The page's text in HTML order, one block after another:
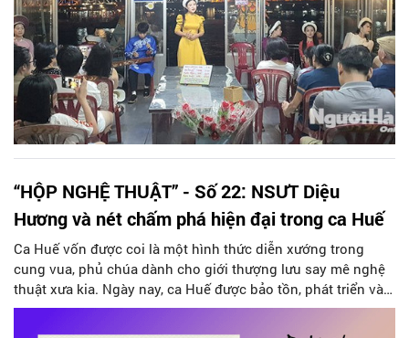
“HỘP NGHỆ THUẬT” - Số 22: NSƯT Diệu
Hương và nét chấm phá hiện đại trong ca Huế
Ca Huế vốn được coi là một hình thức diễn xướng trong
cung vua, phủ chúa dành cho giới thượng lưu say mê nghệ
thuật xưa kia. Ngày nay, ca Huế được bảo tồn, phát triển và
lan toả rộng rãi đến đông đảo công chúng trong dời sống